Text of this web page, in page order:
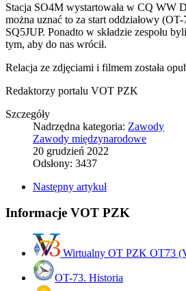
Stacja SO4M wystartowała w CQ WW
można uznać to za start oddziałowy
SQ5JUP. Ponadto w składzie zespołu
tym, aby do nas wrócił.
Relacja ze zdjęciami i filmem została
Redaktorzy portalu VOT PZK
Szczegóły
Nadrzędna kategoria: Zawody
Zawody międzynarodowe
20 grudzień 2022
Odsłony: 3437
Następny artykuł
Informacje VOT PZK
Wirtualny OT PZK OT73
OT-73. Historia